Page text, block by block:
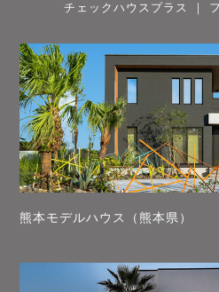
チェックハウスプラス ｜
熊本モデルハウス（熊本県）